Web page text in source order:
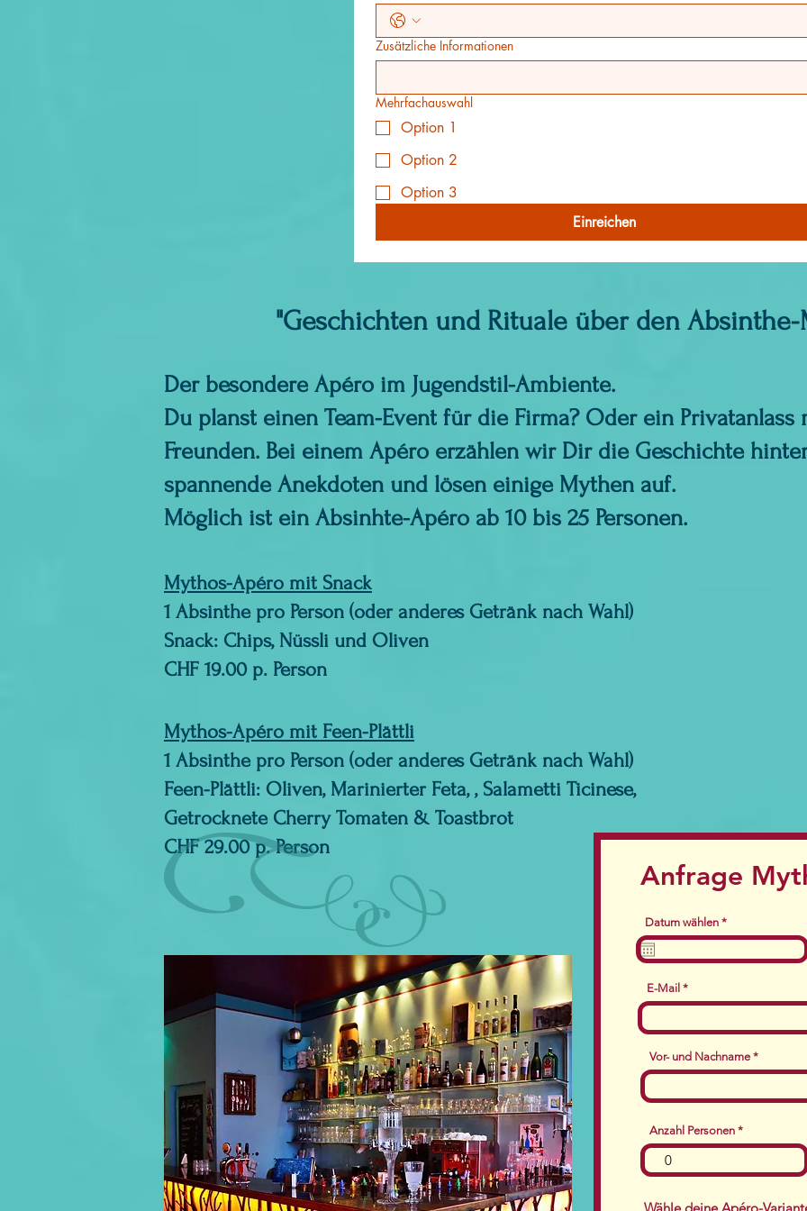
Zusätzliche Informationen
Mehrfachauswahl
Option 1
Option 2
Option 3
Einreichen
"Geschichten und Rituale über den
Der besondere Apéro im Jugendstil-Ambiente.
Du planst einen Team-Event für die Firma? Oder ein Privatanlass
Freunden. Bei einem Apéro erzählen wir Dir die Geschichte
spannende Anekdoten und lösen einige Mythen auf.
Möglich ist ein Absinhte-Apéro ab 10 bis 25 Personen.
Mythos-Apéro mit Snack
1 Absinthe pro Person (oder anderes Getränk nach Wahl)
Snack: Chips, Nüssli und Oliven
CHF 19.00 p. Person
Mythos-Apéro mit Feen-Plättli
1 Absinthe pro Person (oder anderes Getränk nach Wahl)
Feen-Plättli: Oliven, Marinierter Feta, , Salametti Ticinese,
Getrocknete CherryTomaten & Toastbrot
CHF 29.00 p. Person
Anfrage
Datum wählen *r
e
u
d
E-Mail
Vor- und Nachname
Anzahl Personen